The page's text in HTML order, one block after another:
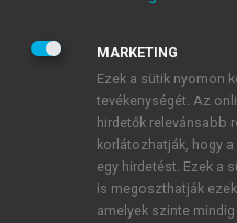
JELSZÓ
JELSZÓ ÚJRA
Kérek értesítést a MeRSZ
MARKETING
Ezek a sütik nyomon
tevékenységét. Az
hirdetők relevánsabb
korlátozhatják, hogy
egy hirdetést. Ezek a
is megoszthatják
amelyek szinte